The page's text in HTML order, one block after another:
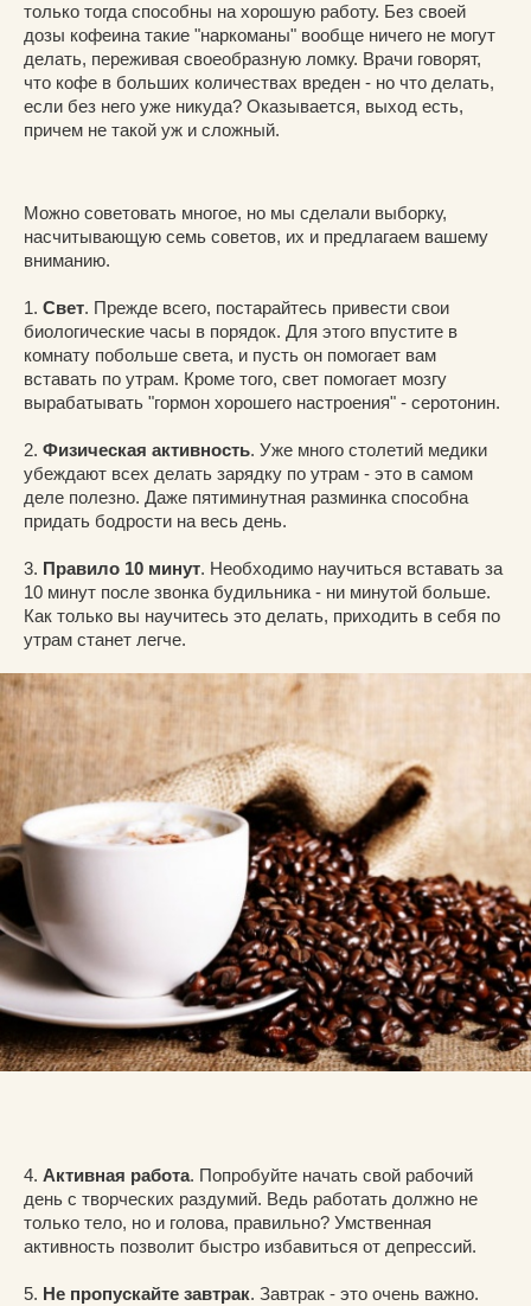
только тогда способны на хорошую работу. Без своей
дозы кофеина такие "наркоманы" вообще ничего не могут
делать, переживая своеобразную ломку. Врачи говорят,
что кофе в больших количествах вреден - но что делать,
если без него уже никуда? Оказывается, выход есть,
причем не такой уж и сложный.
Можно советовать многое, но мы сделали выборку,
насчитывающую семь советов, их и предлагаем вашему
вниманию.
1. Свет. Прежде всего, постарайтесь привести свои
биологические часы в порядок. Для этого впустите в
комнату побольше света, и пусть он помогает вам
вставать по утрам. Кроме того, свет помогает мозгу
вырабатывать "гормон хорошего настроения" - серотонин.
2. Физическая активность. Уже много столетий медики
убеждают всех делать зарядку по утрам - это в самом
деле полезно. Даже пятиминутная разминка способна
придать бодрости на весь день.
3. Правило 10 минут. Необходимо научиться вставать за
10 минут после звонка будильника - ни минутой больше.
Как только вы научитесь это делать, приходить в себя по
утрам станет легче.
4. Активная работа. Попробуйте начать свой рабочий
день с творческих раздумий. Ведь работать должно не
только тело, но и голова, правильно? Умственная
активность позволит быстро избавиться от депрессий.
5. Не пропускайте завтрак. Завтрак - это очень важно.